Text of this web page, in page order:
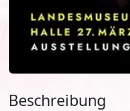
Beschreibung